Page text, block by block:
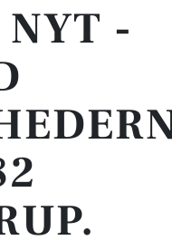
NYT -